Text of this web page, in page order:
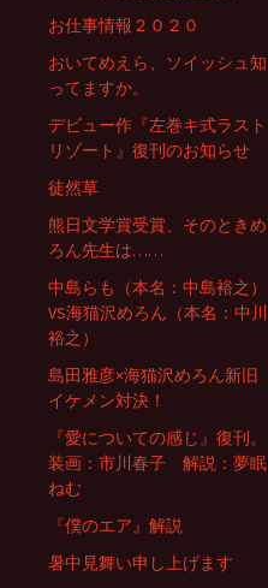
お仕事情報２０２０
おいてめえら、ソイッシュ知
ってますか。
デビュー作『左巻キ式ラスト
リゾート』復刊のお知らせ
徒然草
熊日文学賞受賞、そのときめ
ろん先生は……
中島らも（本名：中島裕之）
VS海猫沢めろん（本名：中川
裕之）
島田雅彦×海猫沢めろん新旧
イケメン対決！
『愛についての感じ』復刊。
装画：市川春子 解説：夢眠
ねむ
『僕のエア』解説
暑中見舞い申し上げます